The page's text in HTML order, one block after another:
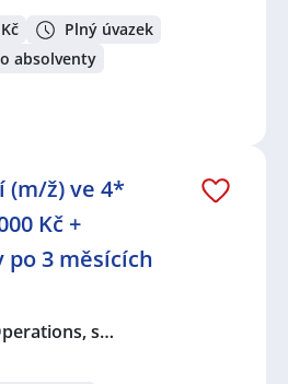
Plný úvazek
absolventy
(m/ž) ve 4*
Kč +
po 3 měsících
s…